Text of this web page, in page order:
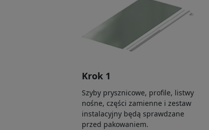
Krok 1
Szyby prysznicowe, profile, listwy
nośne, części zamienne i zestaw
instalacyjny będą sprawdzane
przed pakowaniem.